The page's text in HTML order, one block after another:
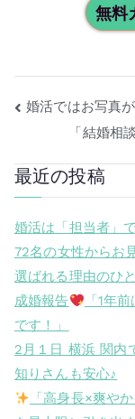
無料
婚活ではお写真
「結婚相
最近の投稿
婚活は「担当者」
72名の女性からお
選ばれる理由のひ
成婚報告
「1年
です！」
2月１日 横浜 関内
知りさんも安心♪
「高身長×爽や